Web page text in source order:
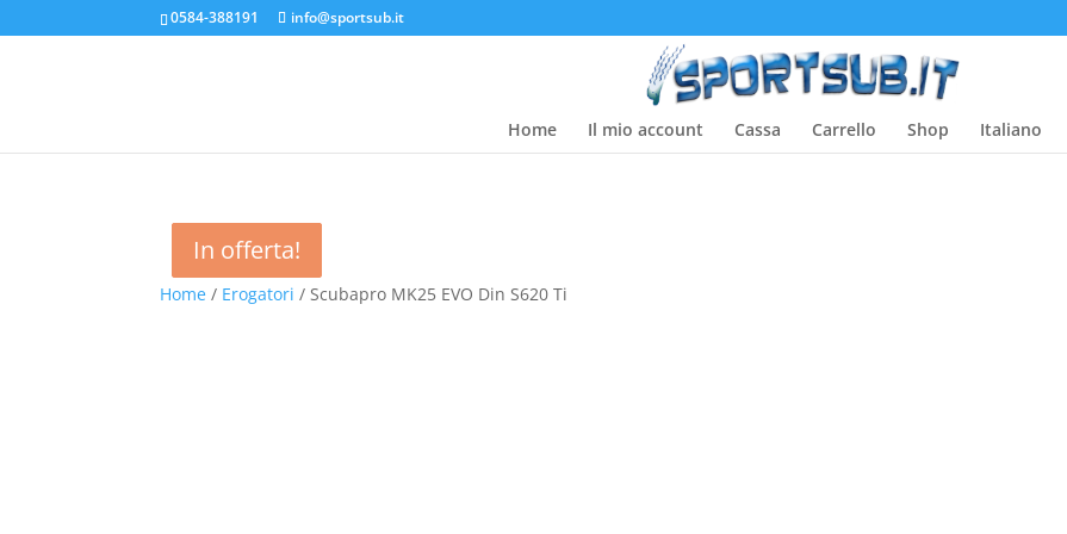
0584-388191 info@sportsub.it
Home Il mio account Cassa Carrello Shop Italiano
Home / Erogatori / Scubapro MK25 EVO Din S620 Ti
In offerta!
In offerta!
In offerta!